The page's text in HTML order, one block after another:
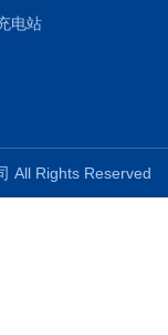
电站
司 All Rights